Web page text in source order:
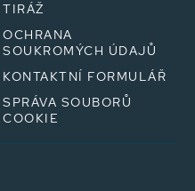
TIRÁŽ
OCHRANA
SOUKROMÝCH ÚDAJŮ
KONTAKTNÍ FORMULÁŘ
SPRÁVA SOUBORŮ
COOKIE